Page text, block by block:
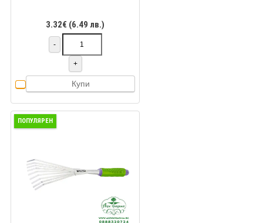
3.32€ (6.49 лв.)
-
+
Купи
ПОПУЛЯРЕН